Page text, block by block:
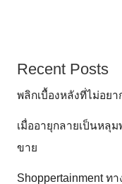
Recent Posts
พลิกเบื้องหลังที่ไม่อย
เมื่ออายุกลายเป็นหลุ
ขาย
Shoppertainment ท